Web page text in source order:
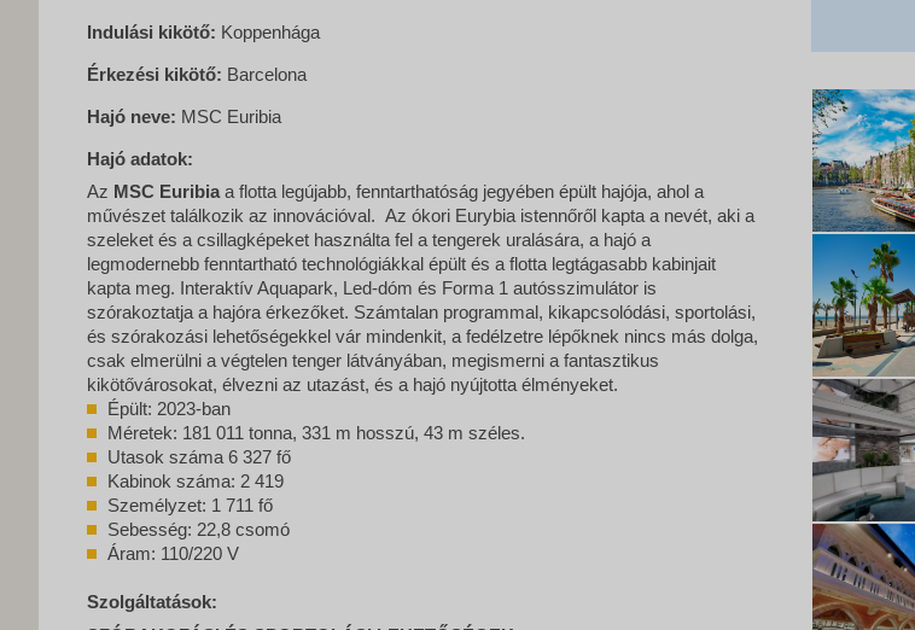
Indulási kikötő: Koppenhága
Érkezési kikötő: Barcelona
Hajó neve: MSC Euribia
Hajó adatok:
Az MSC Euribia a flotta legújabb, fenntarthatóság jegyében épült hajója, ahol a
művészet találkozik az innovációval. Az ókori Eurybia istennőről kapta a nevét, aki a
szeleket és a csillagképeket használta fel a tengerek uralására, a hajó a
legmodernebb fenntartható technológiákkal épült és a flotta legtágasabb kabinjait
kapta meg. Interaktív Aquapark, Led-dóm és Forma 1 autósszimulátor is
szórakoztatja a hajóra érkezőket. Számtalan programmal, kikapcsolódási, sportolási,
és szórakozási lehetőségekkel vár mindenkit, a fedélzetre lépőknek nincs más dolga,
csak elmerülni a végtelen tenger látványában, megismerni a fantasztikus
kikötővárosokat, élvezni az utazást, és a hajó nyújtotta élményeket.
Épült: 2023-ban
Méretek: 181 011 tonna, 331 m hosszú, 43 m széles.
Utasok száma 6 327 fő
Kabinok száma: 2 419
Személyzet: 1 711 fő
Sebesség: 22,8 csomó
Áram: 110/220 V
Szolgáltatások: